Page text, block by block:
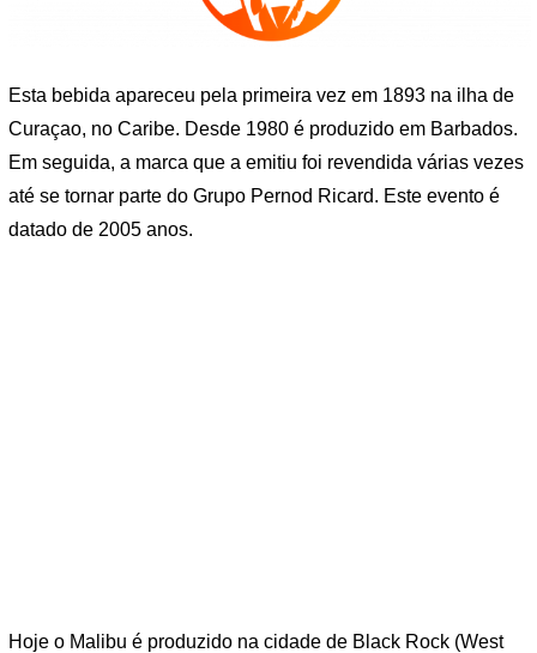
Esta bebida apareceu pela primeira vez em 1893 na ilha de
Curaçao, no Caribe. Desde 1980 é produzido em Barbados.
Em seguida, a marca que a emitiu foi revendida várias vezes
até se tornar parte do Grupo Pernod Ricard. Este evento é
datado de 2005 anos.
Hoje o Malibu é produzido na cidade de Black Rock (West